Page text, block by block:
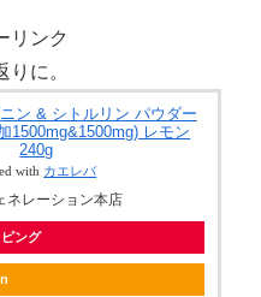
リンク
りに。
ン & シトルリン パウダー
1500mg&1500mg) レモン
240g
with カエレバ
ネレーション本店
ング